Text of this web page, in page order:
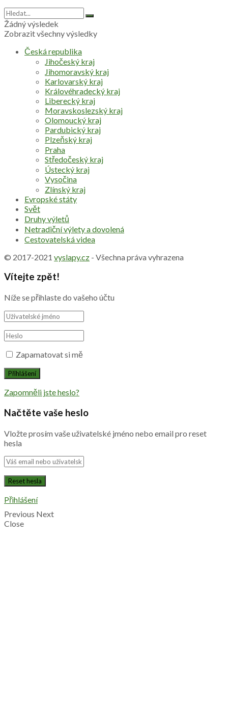
Žádný výsledek
Zobrazit všechny výsledky
Česká republika
Jihočeský kraj
Jihomoravský kraj
Karlovarský kraj
Královéhradecký kraj
Liberecký kraj
Moravskoslezský kraj
Olomoucký kraj
Pardubický kraj
Plzeňský kraj
Praha
Středočeský kraj
Ústecký kraj
Vysočina
Zlínský kraj
Evropské státy
Svět
Druhy výletů
Netradiční výlety a dovolená
Cestovatelská videa
© 2017-2021 vyslapy.cz - Všechna práva vyhrazena
Vítejte zpět!
Níže se přihlaste do vašeho účtu
Zapamatovat si mě
Zapomněli jste heslo?
Načtěte vaše heslo
Vložte prosím vaše uživatelské jméno nebo email pro reset
hesla
Přihlášení
Previous Next
Close